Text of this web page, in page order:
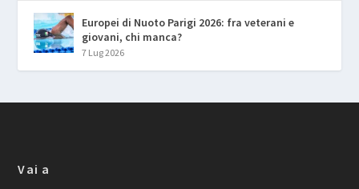
Europei di Nuoto Parigi 2026: fra veterani e
giovani, chi manca?
7 Lug 2026
Vai a